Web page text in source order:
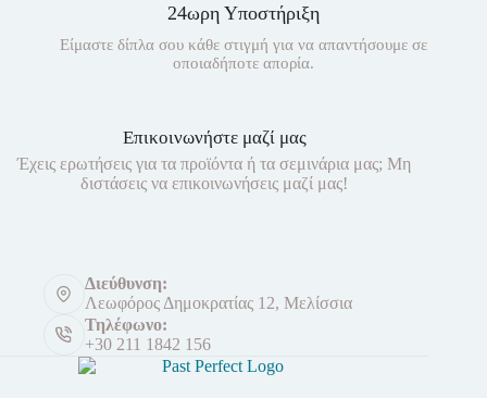
24ωρη Υποστήριξη
Είμαστε δίπλα σου κάθε στιγμή για να απαντήσουμε σε
οποιαδήποτε απορία.
Επικοινωνήστε μαζί μας
Έχεις ερωτήσεις για τα προϊόντα ή τα σεμινάρια μας; Μη
διστάσεις να επικοινωνήσεις μαζί μας!
Διεύθυνση:
Λεωφόρος Δημοκρατίας 12, Μελίσσια
Τηλέφωνο:
+30 211 1842 156